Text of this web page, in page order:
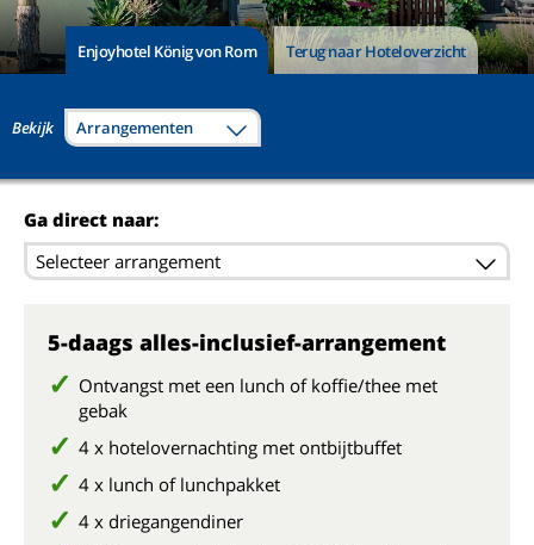
Enjoyhotel König von Rom Terug naar Hoteloverzicht
Bekijk Arrangementen
Ga direct naar:
Selecteer arrangement
5-daags alles-inclusief-arrangement
Ontvangst met een lunch of koffie/thee met
gebak
4 x hotelovernachting met ontbijtbuffet
4 x lunch of lunchpakket
4 x driegangendiner